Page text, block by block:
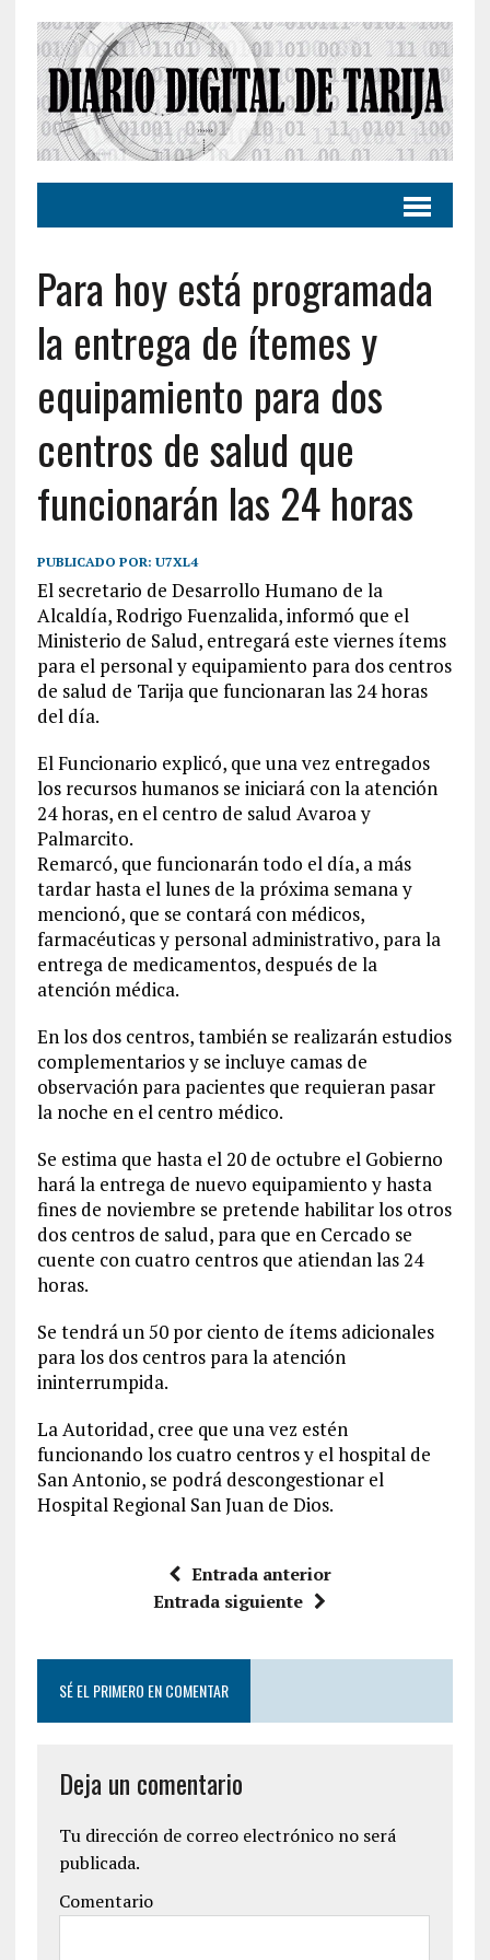
Para hoy está programada
la entrega de ítemes y
equipamiento para dos
centros de salud que
funcionarán las 24 horas
PUBLICADO POR: U7XL4
El secretario de Desarrollo Humano de la
Alcaldía, Rodrigo Fuenzalida, informó que el
Ministerio de Salud, entregará este viernes ítems
para el personal y equipamiento para dos centros
de salud de Tarija que funcionaran las 24 horas
del día.
El Funcionario explicó, que una vez entregados
los recursos humanos se iniciará con la atención
24 horas, en el centro de salud Avaroa y
Palmarcito.
Remarcó, que funcionarán todo el día, a más
tardar hasta el lunes de la próxima semana y
mencionó, que se contará con médicos,
farmacéuticas y personal administrativo, para la
entrega de medicamentos, después de la
atención médica.
En los dos centros, también se realizarán estudios
complementarios y se incluye camas de
observación para pacientes que requieran pasar
la noche en el centro médico.
Se estima que hasta el 20 de octubre el Gobierno
hará la entrega de nuevo equipamiento y hasta
fines de noviembre se pretende habilitar los otros
dos centros de salud, para que en Cercado se
cuente con cuatro centros que atiendan las 24
horas.
Se tendrá un 50 por ciento de ítems adicionales
para los dos centros para la atención
ininterrumpida.
La Autoridad, cree que una vez estén
funcionando los cuatro centros y el hospital de
San Antonio, se podrá descongestionar el
Hospital Regional San Juan de Dios.
Entrada anterior
Entrada siguiente
SÉ EL PRIMERO EN COMENTAR
Deja un comentario
Tu dirección de correo electrónico no será
publicada.
Comentario